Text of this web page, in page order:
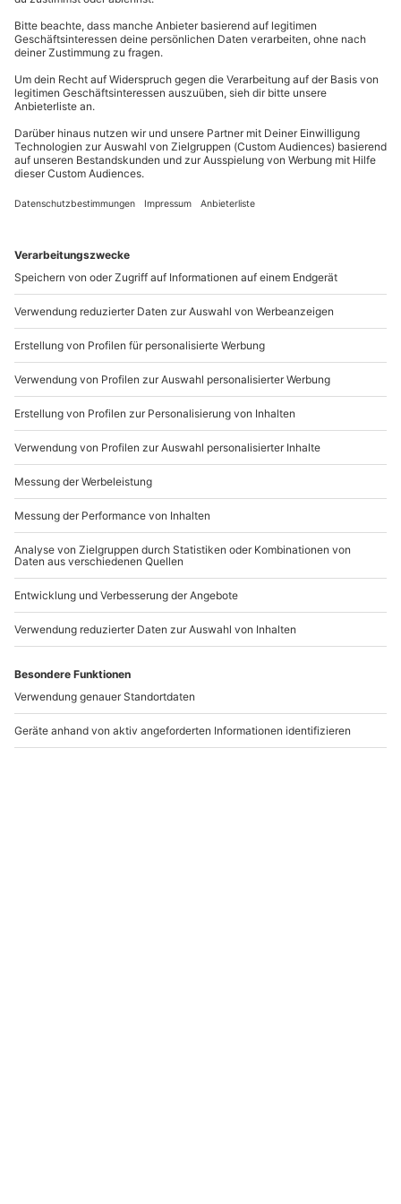
Teilnehmer
Gutschein gültig für 1 Person
Kleiderordnung: dem Anlass entsprechend
Kontakt & FAQ
Mühldorfstraße 8
81671
Du erreichst uns telefonisch zu folgenden Zeiten,
außer an bundesweiten Feiertagen:
Du möchtest als Firma bestellen?
Sichere Dir attraktive Firmenkunden Vorteile.
+49 89 / 21 12 90 20
Mo-Fr: 9-17 Uhr
b2b@mydays.de
www.b2b.mydays.de/
Artikelnummer:60087
Andere Produkte entdecken
Jahreszeitenküche wie
im Sternerestaurant
Candle Light Dinner im
Sterne-Restaurant für